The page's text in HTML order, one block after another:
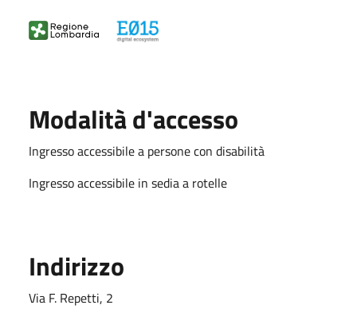
Modalità d'accesso
Ingresso accessibile a persone con disabilità
Ingresso accessibile in sedia a rotelle
Indirizzo
Via F. Repetti, 2